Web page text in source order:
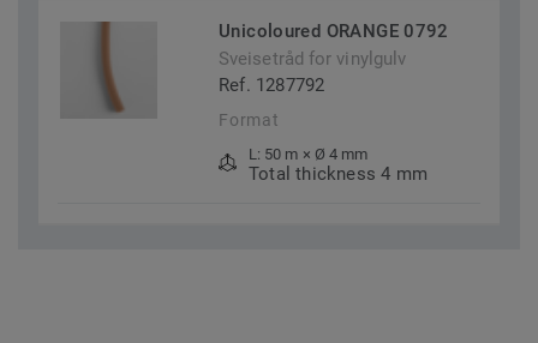
Unicoloured ORANGE 0792
Sveisetråd for vinylgulv
Ref. 1287792
Format
L: 50 m × Ø 4 mm
Total thickness 4 mm